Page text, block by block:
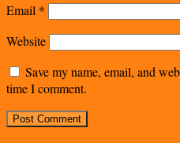
Email *
Website
Save my name, email, and
time I comment.